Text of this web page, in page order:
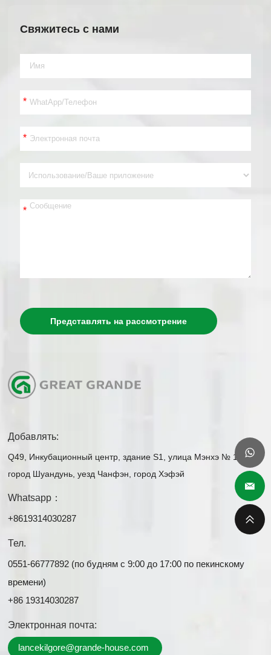
Свяжитесь с нами
*
*
*
Представлять на рассмотрение
Добавлять:
Q49, Инкубационный центр, здание S1, улица Мэнхэ № 1,
город Шуандунь, уезд Чанфэн, город Хэфэй
Whatsapp：
+8619314030287
Тел.
0551-66777892 (по будням с 9:00 до 17:00 по пекинскому
времени)
+86 19314030287
Электронная почта:
lancekilgore@grande-house.com